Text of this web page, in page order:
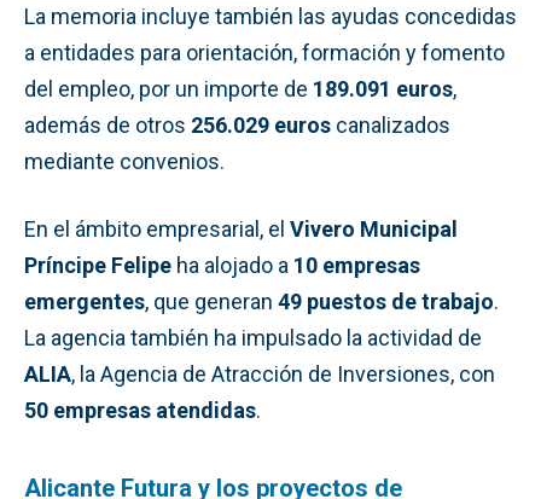
La memoria incluye también las ayudas concedidas
a entidades para orientación, formación y fomento
del empleo, por un importe de 189.091 euros,
además de otros 256.029 euros canalizados
mediante convenios.
En el ámbito empresarial, el Vivero Municipal
Príncipe Felipe ha alojado a 10 empresas
emergentes, que generan 49 puestos de trabajo.
La agencia también ha impulsado la actividad de
ALIA, la Agencia de Atracción de Inversiones, con
50 empresas atendidas.
Alicante Futura y los proyectos de